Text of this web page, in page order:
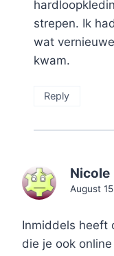
strepen. Ik
wat
kwam.
Reply
Nicole
August
Inmiddels heeft
die je ook